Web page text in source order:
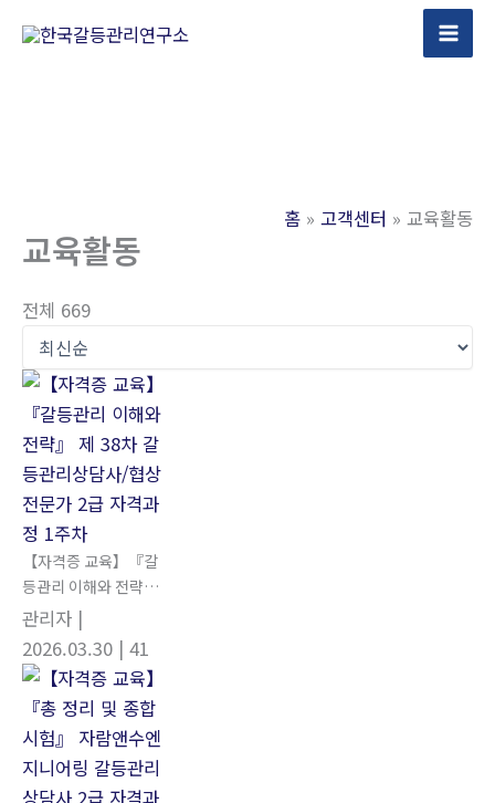
홈 고객센터 교육활동
교육활동
전체 669
【자격증 교육】『갈
등관리 이해와 전략』
제 38차 갈등관리상담
사/협상전문가 2급 자
격과정 1주차
관리자 |
2026.03.30 | 41